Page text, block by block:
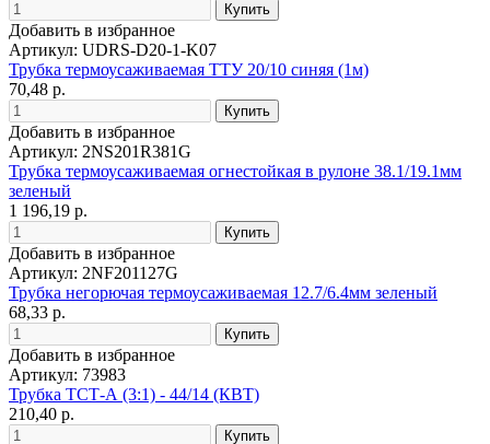
Добавить в избранное
Артикул: UDRS-D20-1-K07
Трубка термоусаживаемая ТТУ 20/10 синяя (1м)
70,48 р.
Добавить в избранное
Артикул: 2NS201R381G
Трубка термоусаживаемая огнестойкая в рулоне 38.1/19.1мм
зеленый
1 196,19 р.
Добавить в избранное
Артикул: 2NF201127G
Трубка негорючая термоусаживаемая 12.7/6.4мм зеленый
68,33 р.
Добавить в избранное
Артикул: 73983
Трубка ТСТ-А (3:1) - 44/14 (КВТ)
210,40 р.